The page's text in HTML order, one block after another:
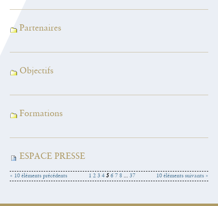
Partenaires
Objectifs
Formations
ESPACE PRESSE
« 10 éléments précédents 10 éléments suivants »
1 2 3 4 5 6 7 8 ... 37